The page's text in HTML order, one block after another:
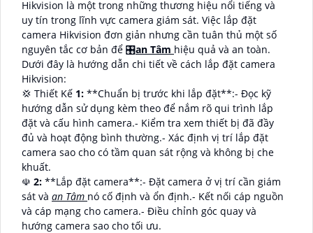
Hikvision là một trong những thương hiệu nổi tiếng và
uy tín trong lĩnh vực camera giám sát. Việc lắp đặt
camera Hikvision đơn giản nhưng cần tuân thủ một số
nguyên tắc cơ bản để 🎛an Tâm hiệu quả và an toàn.
Dưới đây là hướng dẫn chi tiết về cách lắp đặt camera
Hikvision:
💢 Thiết Kế 1: **Chuẩn bị trước khi lắp đặt**:- Đọc kỹ
hướng dẫn sử dụng kèm theo để nắm rõ qui trình lắp
đặt và cấu hình camera.- Kiểm tra xem thiết bị đã đầy
đủ và hoạt động bình thường.- Xác định vị trí lắp đặt
camera sao cho có tầm quan sát rộng và không bị che
khuất.
☫ 2: **Lắp đặt camera**:- Đặt camera ở vị trí cần giám
sát và an Tâm nó cố định và ổn định.- Kết nối cáp nguồn
và cáp mạng cho camera.- Điều chỉnh góc quay và
hướng camera sao cho tối ưu.